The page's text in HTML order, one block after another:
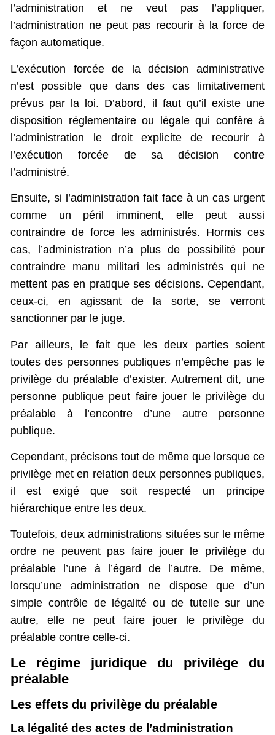
l’administration et ne veut pas l’appliquer,
l’administration ne peut pas recourir à la force de
façon automatique.
L’exécution forcée de la décision administrative
n’est possible que dans des cas limitativement
prévus par la loi. D’abord, il faut qu’il existe une
disposition réglementaire ou légale qui confère à
l’administration le droit explicite de recourir à
l’exécution forcée de sa décision contre
l’administré.
Ensuite, si l’administration fait face à un cas urgent
comme un péril imminent, elle peut aussi
contraindre de force les administrés. Hormis ces
cas, l’administration n’a plus de possibilité pour
contraindre manu militari les administrés qui ne
mettent pas en pratique ses décisions. Cependant,
ceux-ci, en agissant de la sorte, se verront
sanctionner par le juge.
Par ailleurs, le fait que les deux parties soient
toutes des personnes publiques n’empêche pas le
privilège du préalable d’exister. Autrement dit, une
personne publique peut faire jouer le privilège du
préalable à l’encontre d’une autre personne
publique.
Cependant, précisons tout de même que lorsque ce
privilège met en relation deux personnes publiques,
il est exigé que soit respecté un principe
hiérarchique entre les deux.
Toutefois, deux administrations situées sur le même
ordre ne peuvent pas faire jouer le privilège du
préalable l’une à l’égard de l’autre. De même,
lorsqu’une administration ne dispose que d’un
simple contrôle de légalité ou de tutelle sur une
autre, elle ne peut faire jouer le privilège du
préalable contre celle-ci.
Le régime juridique du privilège du
préalable
Les effets du privilège du préalable
La légalité des actes de l’administration